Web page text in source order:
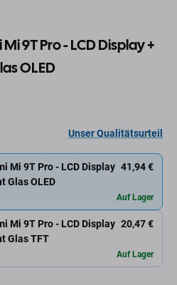
9T Pro - LCD Display +
OLED
Unser Qualitätsurteil
Mi 9T Pro - LCD Display
Glas OLED
41,94 €
Auf Lager
Mi 9T Pro - LCD Display
Glas TFT
20,47 €
Auf Lager